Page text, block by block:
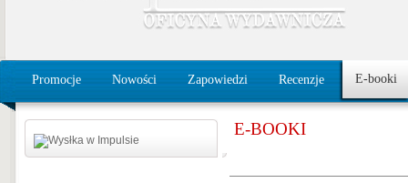
Promocje Nowości Zapowiedzi Recenzje E-booki
E-BOOKI